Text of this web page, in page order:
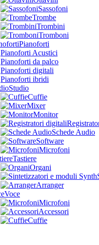
Sassofoni
Trombe
Trombini
Tromboni
Pianoforti
Pianoforti Acustici
Pianoforti da palco
Pianoforti digitali
Pianoforti ibridi
Studio
Cuffie
Mixer
Monitor
Schede Audio
Software
Microfoni
Tastiere
Organi
Arranger
Voce
Microfoni
Accessori
Cuffie